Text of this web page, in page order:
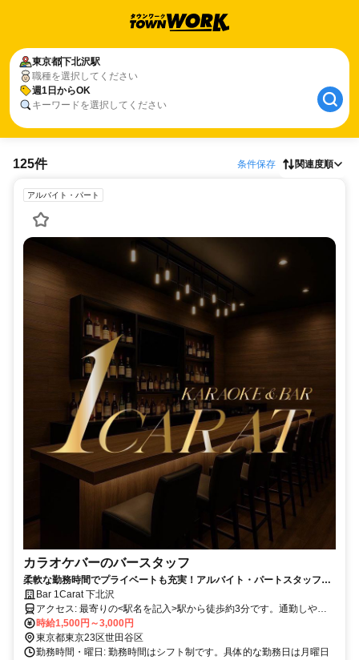
東京都下北沢駅
職種を選択してください
週1日からOK
キーワードを選択してください
125件 条件保存 関連度順
アルバイト・パート
カラオケバーのバースタッフ
柔軟な勤務時間でプライベートも充実！アルバイト・パートスタッフ大
募集Bar 1Carat 下北沢
アクセス: 最寄りの<駅名を記入>駅から徒歩約3分です。通勤しやす
い環境です。
時給1,500円～3,000円
東京都東京23区世田谷区
勤務時間・曜日: 勤務時間はシフト制です。具体的な勤務日は月曜日